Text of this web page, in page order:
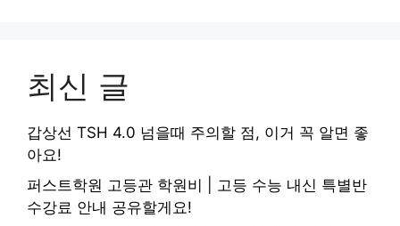
최신 글
갑상선 TSH 4.0 넘을때 주의할 점, 이거 꼭 알면 좋
아요!
퍼스트학원 고등관 학원비 | 고등 수능 내신 특별반
수강료 안내 공유할게요!